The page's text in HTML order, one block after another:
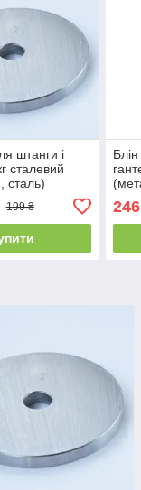
штанги і
сталевий
сталь)
199 ₴